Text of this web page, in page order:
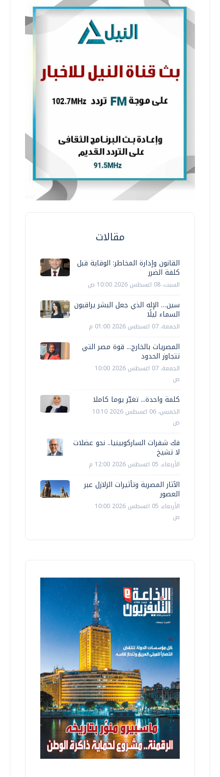
مقالات
القانون وإدارة المخاطر: الوقاية قبل
كلفة الضرر
السبت، 08 اغسطس 2026 10:00 ص
سين… الإله الذي جعل البشر يراقبون
السماء ليلًا
الجمعة، 07 اغسطس 2026 01:00 م
المصريات بالخارج... قوة مصر التي
تتجاوز الحدود
الجمعة، 07 اغسطس 2026 10:00
ص
كلمة واحدة... تغيّر يوما كاملا
الخميس، 06 اغسطس 2026 10:10
ص
فك شفرات الساركوبينيا.. نحو عضلات
لا تشيخ
الأربعاء، 05 اغسطس 2026 12:00 م
الآثار المصرية وتأثيرات الزلازل عبر
العصور
الأربعاء، 05 اغسطس 2026 10:00
ص